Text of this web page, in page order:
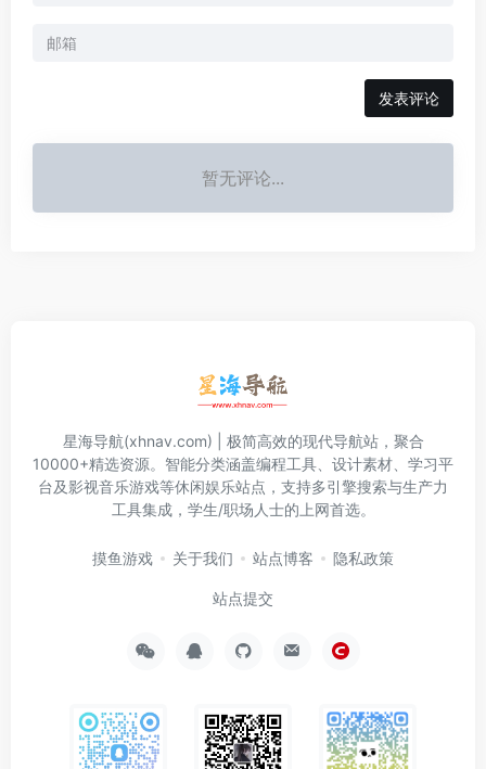
发表评论
暂无评论...
星海导航(xhnav.com) | 极简高效的现代导航站，聚合
10000+精选资源。智能分类涵盖编程工具、设计素材、学习平
台及影视音乐游戏等休闲娱乐站点，支持多引擎搜索与生产力
工具集成，学生/职场人士的上网首选。
摸鱼游戏 关于我们 站点博客 隐私政策
站点提交